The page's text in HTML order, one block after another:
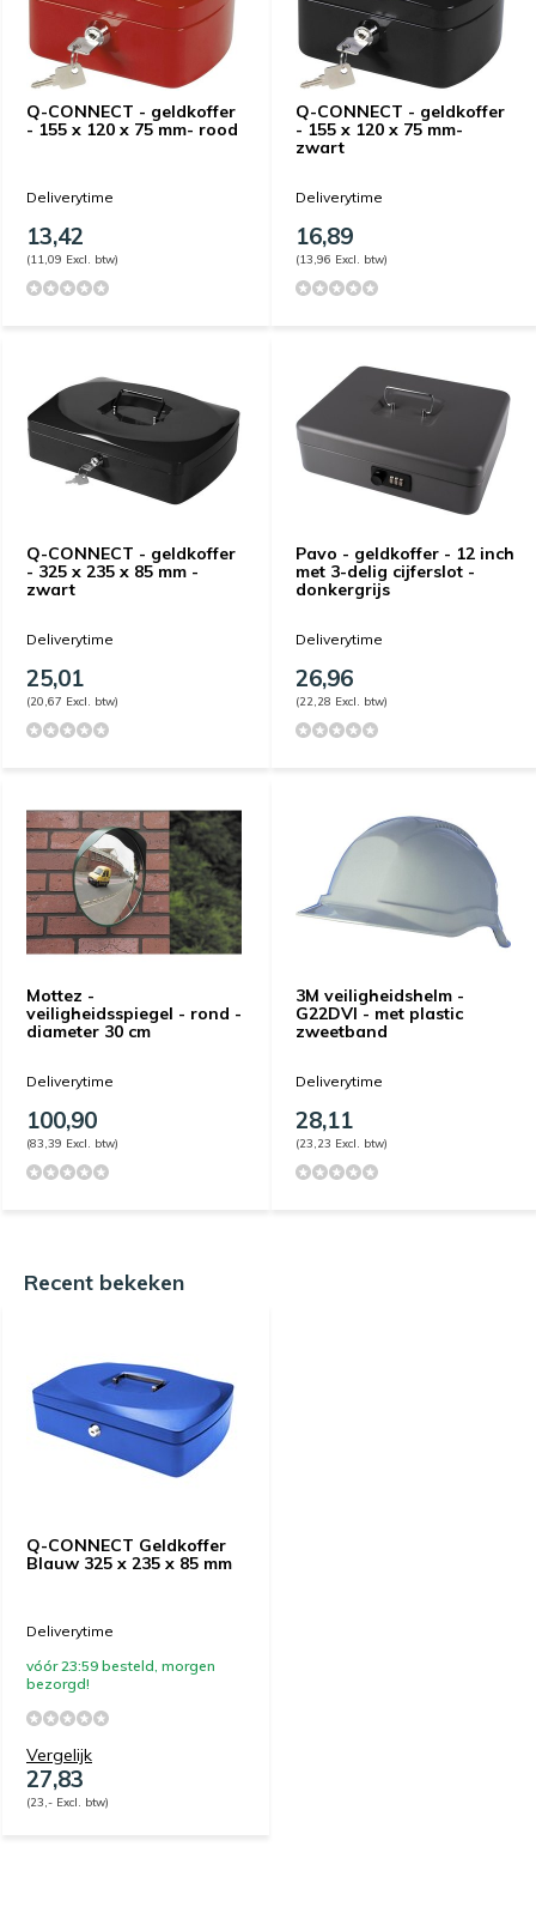
Q-CONNECT - geldkoffer
- 155 x 120 x 75 mm- rood
Deliverytime
13,42
(11,09 Excl. btw)
Q-CONNECT - geldkoffer
- 155 x 120 x 75 mm-
zwart
Deliverytime
16,89
(13,96 Excl. btw)
Q-CONNECT - geldkoffer
- 325 x 235 x 85 mm -
zwart
Deliverytime
25,01
(20,67 Excl. btw)
Pavo - geldkoffer - 12 inch
met 3-delig cijferslot -
donkergrijs
Deliverytime
26,96
(22,28 Excl. btw)
Mottez -
veiligheidsspiegel - rond -
diameter 30 cm
Deliverytime
100,90
(83,39 Excl. btw)
3M veiligheidshelm -
G22DVI - met plastic
zweetband
Deliverytime
28,11
(23,23 Excl. btw)
Recent bekeken
Q-CONNECT Geldkoffer
Blauw 325 x 235 x 85 mm
Deliverytime
vóór 23:59 besteld, morgen
bezorgd!
Vergelijk
27,83
(23,- Excl. btw)